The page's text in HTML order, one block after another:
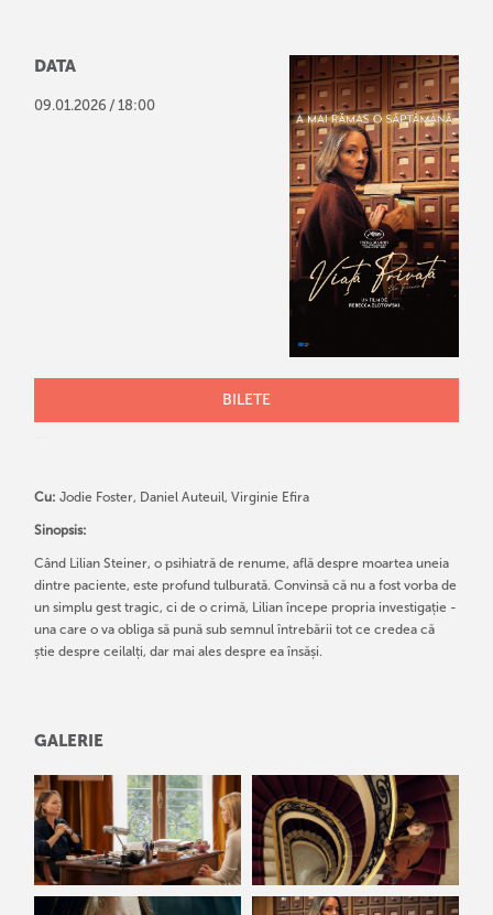
DATA
09.01 .2026 / 18:00
BILETE
Cu: Jodie Foster, Daniel Auteuil, Virginie Efira
Sinopsis:
Când Lilian Steiner, o psihiatră de renume, află despre moartea uneia
dintre paciente, este profund tulburată. Convinsă că nu a fost vorba de
un simplu gest tragic, ci de o crimă, Lilian începe propria investigație -
una care o va obliga să pună sub semnul întrebării tot ce credea că
știe despre ceilalți, dar mai ales despre ea însăși.
GALERIE